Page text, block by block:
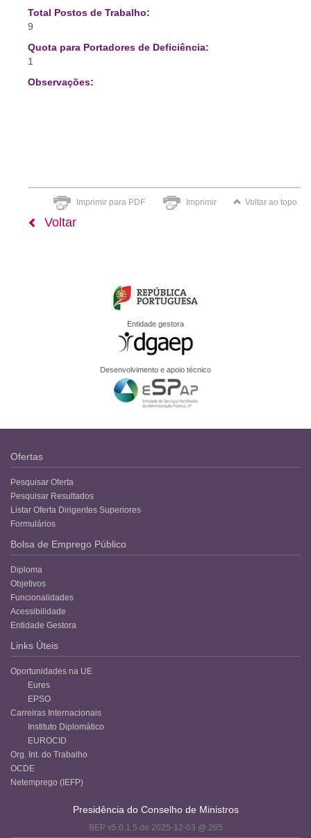
Total Postos de Trabalho:
9
Quota para Portadores de Deficiência:
1
Observações:
Imprimir para PDF Imprimir Voltar ao topo
Voltar
Entidade gestora
Desenvolvimento e apoio técnico
Ofertas
Pesquisar Oferta
Pesquisar Resultados
Listar Oferta Dirigentes Superiores
Formulários
Bolsa de Emprego Público
Diploma
Objetivos
Funcionalidades
Acessibilidade
Entidade Gestora
Links Úteis
Oportunidades na UE
Eures
EPSO
Carreiras Internacionais
Instituto Diplomático
EUROCID
Org. Int. do Trabalho
OCDE
Netemprego (IEFP)
Presidência do Conselho de Ministros
BEP v5.0.1.5 de 2025-12-03 @ 265